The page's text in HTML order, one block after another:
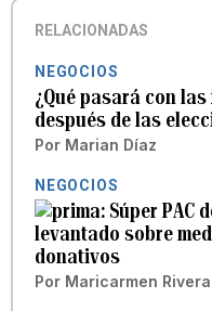
RELACIONADAS
NEGOCIOS
¿Qué pasará con
después de las
Por Marian Díaz
NEGOCIOS
Súper PAC
levantado sobre
donativos
Por Maricarmen